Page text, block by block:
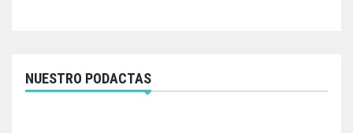
NUESTRO PODACTAS